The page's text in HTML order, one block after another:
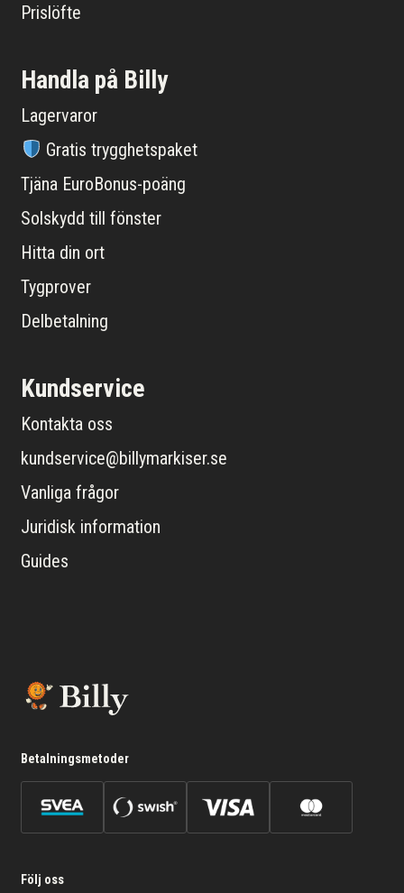
Prislöfte
Handla på Billy
Lagervaror
Gratis trygghetspaket
Tjäna EuroBonus-poäng
Solskydd till fönster
Hitta din ort
Tygprover
Delbetalning
Kundservice
Kontakta oss
kundservice@billymarkiser.se
Vanliga frågor
Juridisk information
Guides
Betalningsmetoder
Följ oss